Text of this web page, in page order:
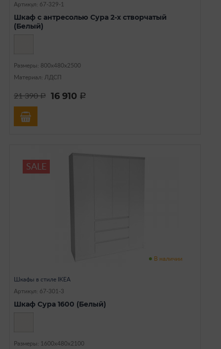
Артикул: 67-329-1
Шкаф с антресолью Сура 2-х створчатый
(Белый)
Размеры: 800х480х2500
Материал: ЛДСП
21 390a 16 910 a
SALE
В наличии
Шкафы в стиле IKEA
Артикул: 67-301-3
Шкаф Сура 1600 (Белый)
Размеры: 1600х480х2100